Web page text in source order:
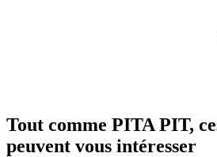
Tout comme PITA PIT,
peuvent vous intéresser